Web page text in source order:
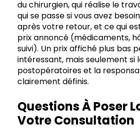
du chirurgien, qui réalise le
qui se passe si vous avez
après votre retour, et ce qui
prix annoncé (médicaments,
suivi). Un prix affiché plus bas
intéressant, mais seulement si
postopératoires et la
clairement définis.
Questions À Poser
Votre Consultation